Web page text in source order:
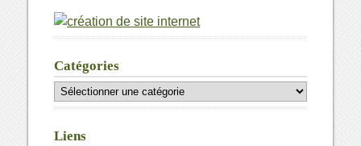
Catégories
Catégories
Liens